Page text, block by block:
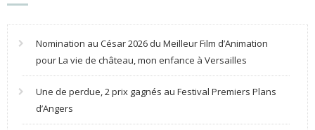
Nomination au César 2026 du Meilleur Film d’Animation
pour La vie de château, mon enfance à Versailles
Une de perdue, 2 prix gagnés au Festival Premiers Plans
d’Angers